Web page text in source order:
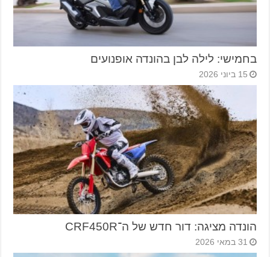
בחמישי: לילה לבן בהונדה אופנועים
15 ביוני 2026
הונדה מציגה: דור חדש של ה־CRF450R
31 במאי 2026